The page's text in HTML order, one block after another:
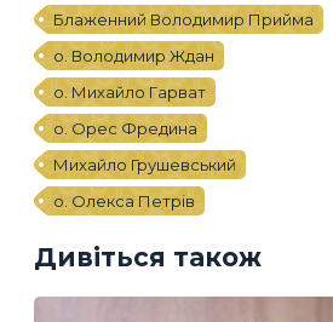
Блаженний Володимир Прийма
о. Володимир Ждан
о. Михайло Гарват
о. Орес Фредина
Михайло Грушевський
о. Олекса Петрів
Дивіться також